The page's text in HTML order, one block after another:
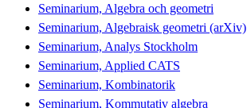
Seminarium, Algebra och geometri
Seminarium, Algebraisk geometri (arXiv)
Seminarium, Analys Stockholm
Seminarium, Applied CATS
Seminarium, Kombinatorik
Seminarium, Kommutativ algebra